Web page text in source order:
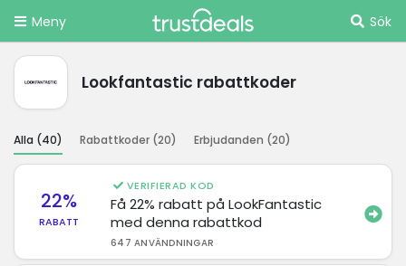
Meny Sök
Lookfantastic rabattkoder
Alla (40) Rabattkoder (20) Erbjudanden (20)
22%
RABATT
VERIFIERAD KOD
Få 22% rabatt på LookFantastic
med denna rabattkod
647 ANVÄNDNINGAR